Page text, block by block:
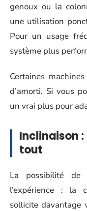
genoux ou la
une utilisation
Pour un usage
système plus
Certaines
d’amorti. Si vous
un vrai plus pour
Inclinaison
tout
La possibilité de
l’expérience : la
sollicite davantage